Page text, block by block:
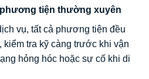
tiện thường xuyên
vụ, tất cả phương tiện đều
tra kỹ càng trước khi vận
hỏng hóc hoặc sự cố khi di